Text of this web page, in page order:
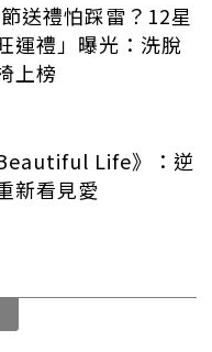
送禮怕踩雷？12星
運禮」曝光：洗脫
上榜
Life》：逆
新看見愛